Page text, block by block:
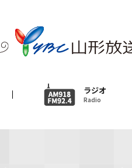
ラジオ
Radio